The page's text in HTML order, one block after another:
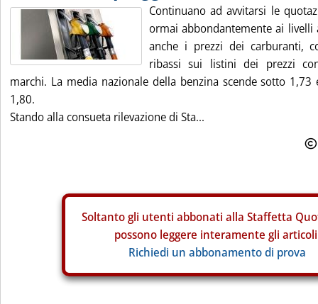
Continuano ad avvitarsi le
ormai abbondantemente ai livelli
anche i prezzi dei carburanti,
ribassi sui listini dei prezzi
marchi. La media nazionale della benzina scende sotto
1,80.
Stando alla consueta rilevazione di Sta...
Soltanto gli utenti abbonati alla Staffetta
possono leggere interamente gli
Richiedi un abbonamento di prova